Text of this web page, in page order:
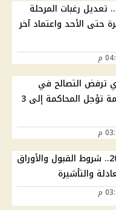
تنسيق الجامعات 2026.. تعديل رغبات المرحلة
حتى الأحد واعتماد آخر
ترفض التصالح في
قضية الدهس والمحكمة تؤجل المحاكمة إلى 3
الدراسة خارج مصر 2026.. شروط القبول والأوراق
والتأشيرة